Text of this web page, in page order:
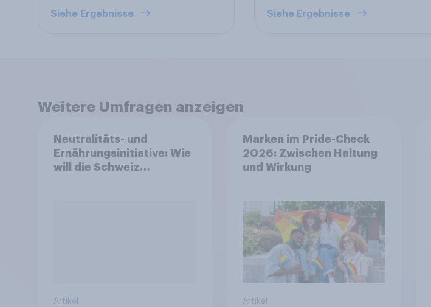
Siehe Ergebnisse Siehe Ergebnisse
Weitere Umfragen anzeigen
Neutralitäts- und
Ernährungsinitiative: Wie
will die Schweiz
Artikel
Marken im Pride-Check
2026: Zwischen Haltung
und Wirkung
Artikel